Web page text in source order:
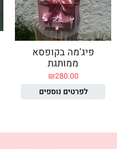
פיג'מה בקופסא
ממותגת
₪280.00
לפרטים נוספים